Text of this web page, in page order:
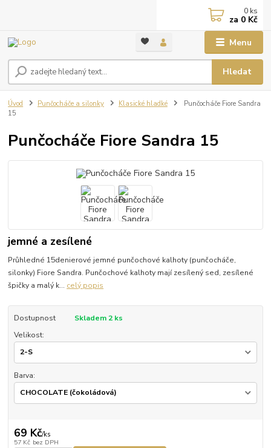
Menu
Hledat
0 ks
za 0 Kč
Úvod Punčocháče a silonky Klasické hladké
Punčocháče Fiore Sandra
15
Punčocháče Fiore Sandra 15
jemné a zesílené
Průhledné 15denierové jemné punčochové kalhoty (punčocháče,
silonky) Fiore Sandra. Punčochové kalhoty mají zesílený sed, zesílené
špičky a malý k... celý popis
Dostupnost
Skladem 2 ks
Velikost:
Barva:
69 Kč/ks
57 Kč bez DPH